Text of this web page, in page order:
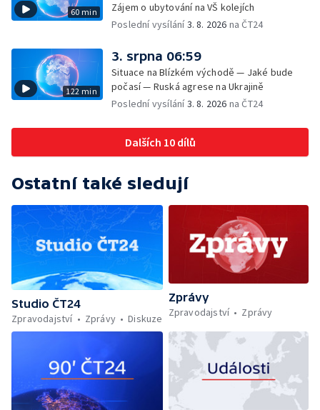
60 min
Zájem o ubytování na VŠ kolejích
Poslední vysílání3. 8. 2026 na ČT24
122 min
3. srpna 06:59
Situace na Blízkém východě — Jaké bude
počasí — Ruská agrese na Ukrajině
Poslední vysílání3. 8. 2026 na ČT24
Dalších 10 dílů
Ostatní také sledují
Studio ČT24
Zpravodajství
Zprávy Diskuze
Zprávy
Zpravodajství
Zprávy